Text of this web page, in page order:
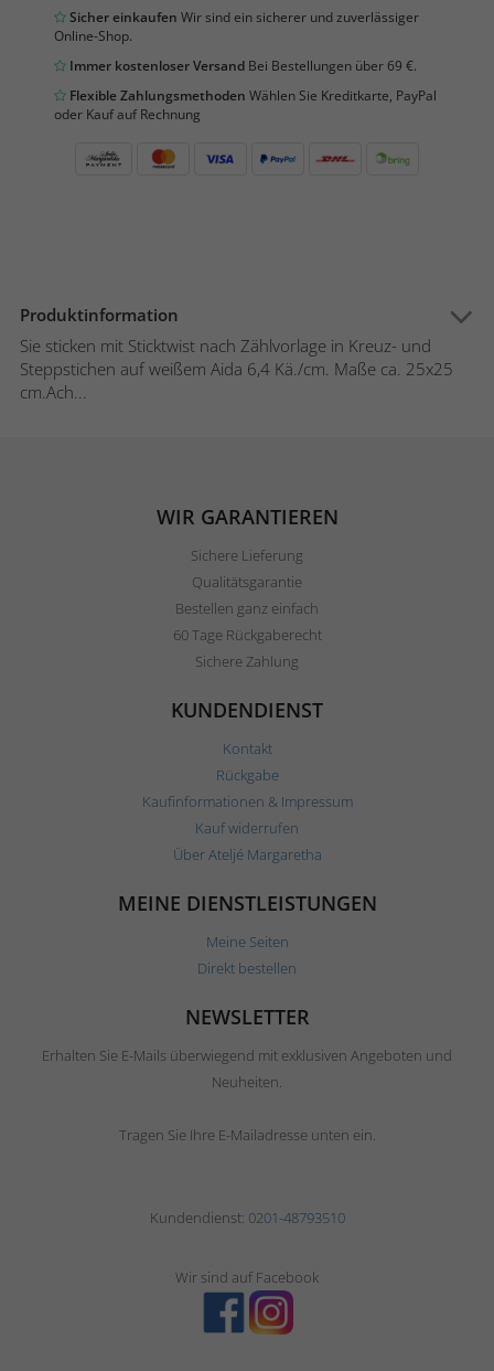
Sicher einkaufen Wir sind ein sicherer und zuverlässiger
Online-Shop.
Immer kostenloser Versand Bei Bestellungen über 69 €.
Flexible Zahlungsmethoden Wählen Sie Kreditkarte, PayPal
oder Kauf auf Rechnung
Produktinformation
Sie sticken mit Sticktwist nach Zählvorlage in Kreuz- und
Steppstichen auf weißem Aida 6,4 Kä./cm. Maße ca. 25x25
cm.Ach...
WIR GARANTIEREN
Sichere Lieferung
Qualitätsgarantie
Bestellen ganz einfach
60 Tage Rückgaberecht
Sichere Zahlung
KUNDENDIENST
Kontakt
Rückgabe
Kaufinformationen & Impressum
Kauf widerrufen
Über Ateljé Margaretha
MEINE DIENSTLEISTUNGEN
Meine Seiten
Direkt bestellen
NEWSLETTER
Erhalten Sie E-Mails überwiegend mit exklusiven Angeboten und
Neuheiten.
Tragen Sie Ihre E-Mailadresse unten ein.
Kundendienst: 0201-48793510
Wir sind auf Facebook